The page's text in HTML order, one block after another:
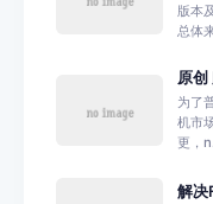
版本
总体
原创
为了
机市
更，
解决